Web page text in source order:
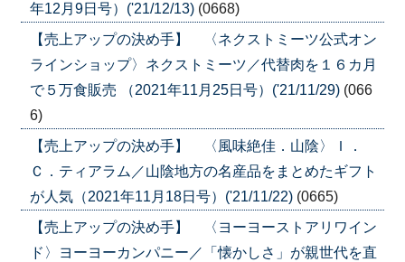
年12月9日号）('21/12/13) (0668)
【売上アップの決め手】 〈ネクストミーツ公式オン
ラインショップ〉ネクストミーツ／代替肉を１６カ月
で５万食販売 （2021年11月25日号）('21/11/29) (066
6)
【売上アップの決め手】 〈風味絶佳．山陰〉Ｉ．
Ｃ．ティアラム／山陰地方の名産品をまとめたギフト
が人気（2021年11月18日号）('21/11/22) (0665)
【売上アップの決め手】 〈ヨーヨーストアリワイン
ド〉ヨーヨーカンパニー／「懐かしさ」が親世代を直